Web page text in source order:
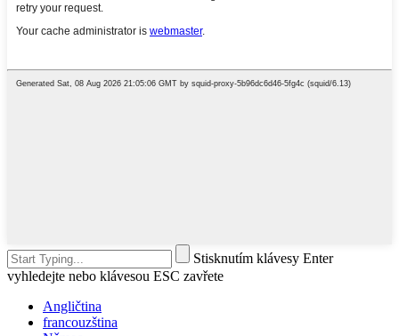
Stisknutím klávesy Enter
vyhledejte nebo klávesou ESC zavřete
Angličtina
francouzština